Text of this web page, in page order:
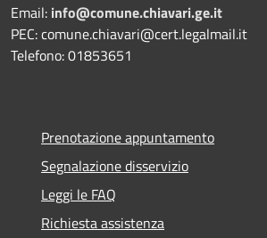
Email: info@comune.chiavari.ge.it
PEC: comune.chiavari@cert.legalmail.it
Telefono: 01853651
Prenotazione appuntamento
Segnalazione disservizio
Leggi le FAQ
Richiesta assistenza